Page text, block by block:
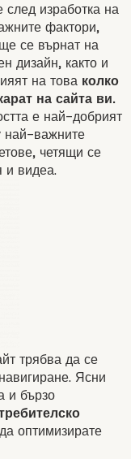
след изработка на
фактори,
се върнат на
дизайн, както и
на това колко
на сайта ви.
е най-добрият
най-важните
четящи се
и видеа.
трябва да се
Ясни
и бързо
оптимизирате